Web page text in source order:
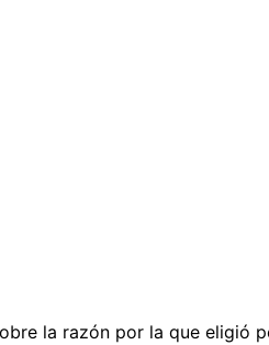
la razón por la que eligió